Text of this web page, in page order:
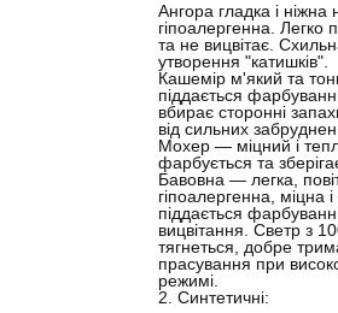
Ангора гладка і ніжна
гіпоалергенна. Легко
та не вицвітає.
утворення "катишків".
Кашемір м'який та
піддається
вбирає сторонні
від сильних
Мохер — міцний і
фарбується та
Бавовна — легка,
гіпоалергенна, міцна
піддається
вицвітання. Светр з
тягнеться, добре
прасування при
режимі.
2. Синтетичні: